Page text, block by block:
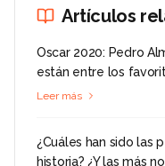
Artículos
Oscar 2020: Pedro
están entre los
Leer más
¿Cuáles han sido las
historia? ¿Y las más